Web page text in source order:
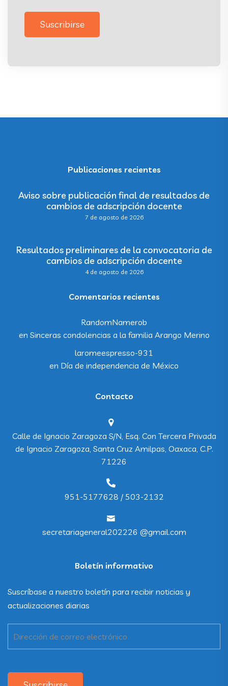
Suscribirse
Publicaciones recientes
Aviso sobre publicación final de resultados de
cambios de adscripción docente
7 de agosto de 2026
Resultados preliminares de la convocatoria de
cambios de adscripción docente
4 de agosto de 2026
Comentarios recientes
RandomNamerob
en Sinceras condolencias a la familia Arango Merino
laromeespresso-931
en Día de independencia de México
Contacto
Calle de Ignacio Zaragoza S/N, Esq. Con Tercera Privada
de Ignacio Zaragoza, Santa Cruz Amilpas, Oaxaca, C.P.
71226
951-5177628 / 503-2132
secretariageneral202226 @gmail.com
Boletín informativo
Suscríbase a nuestro boletín para recibir noticias y
actualizaciones diarias